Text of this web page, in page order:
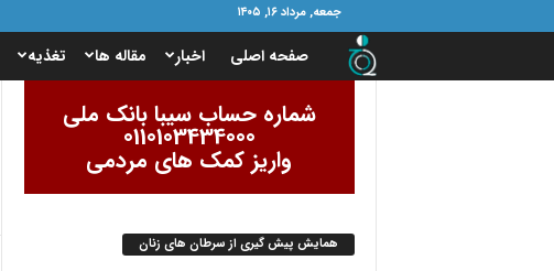
جمعه, مرداد ۱۶, ۱۴۰۵
ا
د
صفحه اصلی اخبار مقاله ها تغذیه
شماره حساب سیبا بانک ملی
0110103434000
واریز کمک های مردمی
همایش پیش گیری از سرطان های زنان